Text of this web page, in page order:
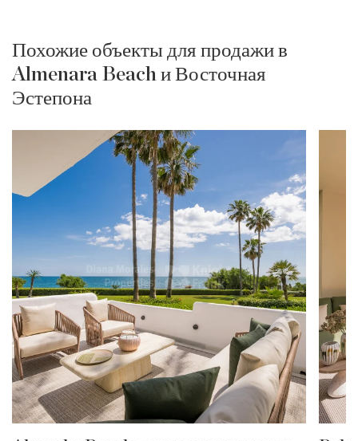
Похожие объекты для продажи в
Almenara Beach и Восточная
Эстепона